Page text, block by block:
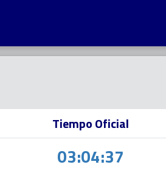
Tiempo Oficial
03:04:37